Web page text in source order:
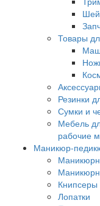
Товары
Резинки
Сумки и
Мебель
рабочие
Маникюр-
Книпсеры
Лопатки